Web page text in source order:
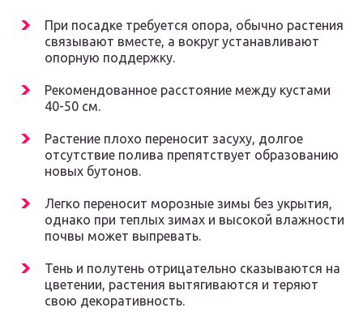
При посадке требуется опора, обычно растения
связывают вместе, а вокруг устанавливают
опорную поддержку.
Рекомендованное расстояние между кустами
40-50 см.
Растение плохо переносит засуху, долгое
отсутствие полива препятствует образованию
новых бутонов.
Легко переносит морозные зимы без укрытия,
однако при теплых зимах и высокой влажности
почвы может выпревать.
Тень и полутень отрицательно сказываются на
цветении, растения вытягиваются и теряют
свою декоративность.